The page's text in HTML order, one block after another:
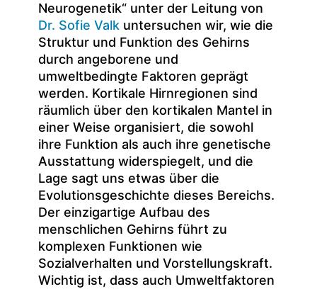
Neurogenetik“ unter der Leitung von
Dr. Sofie Valk untersuchen wir, wie die
Struktur und Funktion des Gehirns
durch angeborene und
umweltbedingte Faktoren geprägt
werden. Kortikale Hirnregionen sind
räumlich über den kortikalen Mantel in
einer Weise organisiert, die sowohl
ihre Funktion als auch ihre genetische
Ausstattung widerspiegelt, und die
Lage sagt uns etwas über die
Evolutionsgeschichte dieses Bereichs.
Der einzigartige Aufbau des
menschlichen Gehirns führt zu
komplexen Funktionen wie
Sozialverhalten und Vorstellungskraft.
Wichtig ist, dass auch Umweltfaktoren